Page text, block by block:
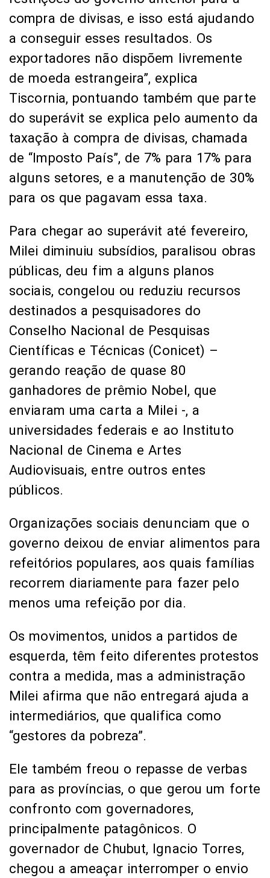
compra de divisas, e isso está ajudando
a conseguir esses resultados. Os
exportadores não dispõem livremente
de moeda estrangeira”, explica
Tiscornia, pontuando também que parte
do superávit se explica pelo aumento da
taxação à compra de divisas, chamada
de “Imposto País”, de 7% para 17% para
alguns setores, e a manutenção de 30%
para os que pagavam essa taxa.
Para chegar ao superávit até fevereiro,
Milei diminuiu subsídios, paralisou obras
públicas, deu fim a alguns planos
sociais, congelou ou reduziu recursos
destinados a pesquisadores do
Conselho Nacional de Pesquisas
Científicas e Técnicas (Conicet) –
gerando reação de quase 80
ganhadores de prêmio Nobel, que
enviaram uma carta a Milei -, a
universidades federais e ao Instituto
Nacional de Cinema e Artes
Audiovisuais, entre outros entes
públicos.
Organizações sociais denunciam que o
governo deixou de enviar alimentos para
refeitórios populares, aos quais famílias
recorrem diariamente para fazer pelo
menos uma refeição por dia.
Os movimentos, unidos a partidos de
esquerda, têm feito diferentes protestos
contra a medida, mas a administração
Milei afirma que não entregará ajuda a
intermediários, que qualifica como
“gestores da pobreza”.
Ele também freou o repasse de verbas
para as províncias, o que gerou um forte
confronto com governadores,
principalmente patagônicos. O
governador de Chubut, Ignacio Torres,
chegou a ameaçar interromper o envio